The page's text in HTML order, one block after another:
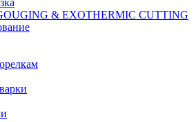
& EXOTHERMIC CUTTING